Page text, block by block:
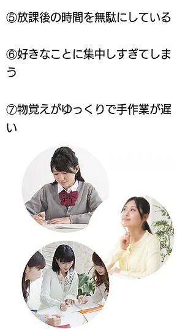
⑤放課後の時間を無駄にしている
⑥好きなことに集中しすぎてしま
う
⑦物覚えがゆっくりで手作業が遅
い